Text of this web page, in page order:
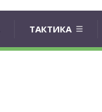
ТАКТИКА